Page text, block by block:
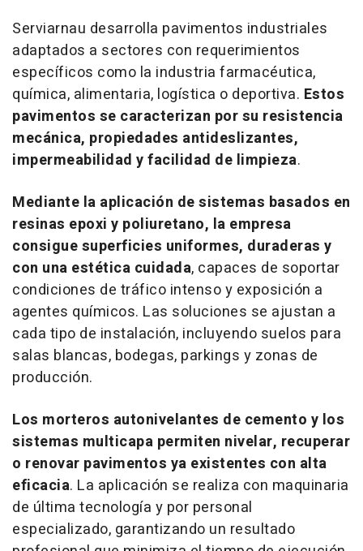
Serviarnau desarrolla pavimentos industriales
adaptados a sectores con requerimientos
específicos como la industria farmacéutica,
química, alimentaria, logística o deportiva. Estos
pavimentos se caracterizan por su resistencia
mecánica, propiedades antideslizantes,
impermeabilidad y facilidad de limpieza.
Mediante la aplicación de sistemas basados en
resinas epoxi y poliuretano, la empresa
consigue superficies uniformes, duraderas y
con una estética cuidada, capaces de soportar
condiciones de tráfico intenso y exposición a
agentes químicos. Las soluciones se ajustan a
cada tipo de instalación, incluyendo suelos para
salas blancas, bodegas, parkings y zonas de
producción.
Los morteros autonivelantes de cemento y los
sistemas multicapa permiten nivelar, recuperar
o renovar pavimentos ya existentes con alta
eficacia. La aplicación se realiza con maquinaria
de última tecnología y por personal
especializado, garantizando un resultado